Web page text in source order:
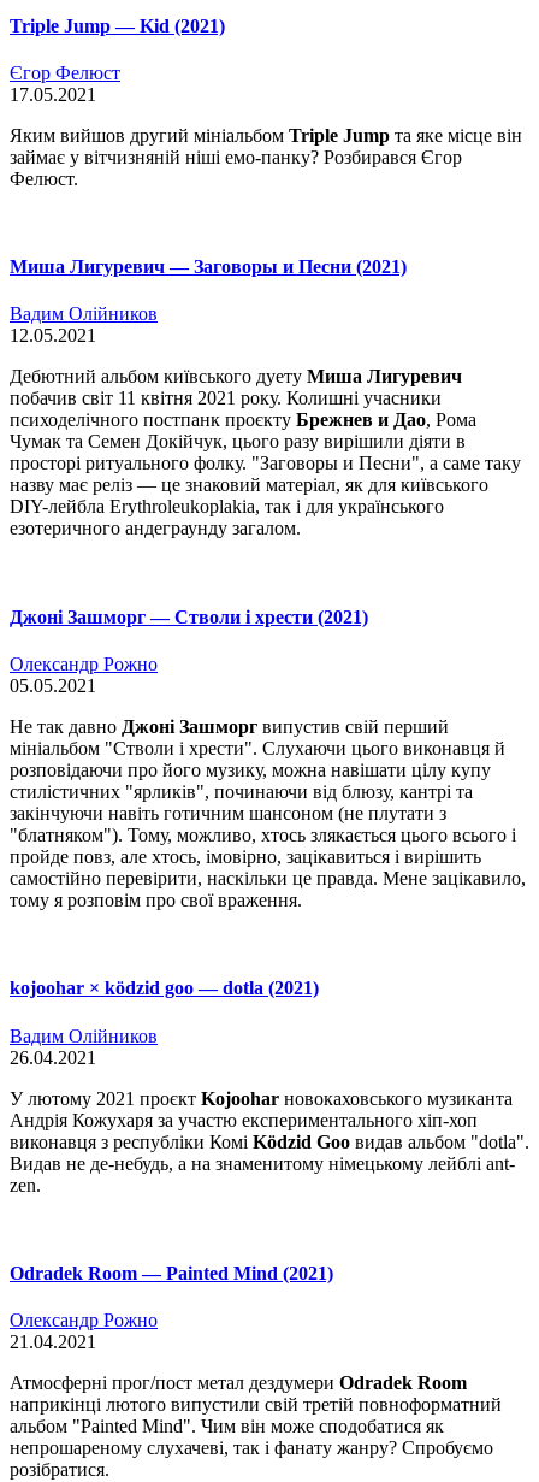
Triple Jump — Kid (2021)
Єгор Фелюст
17.05.2021
Яким вийшов другий мініальбом Triple Jump та яке місце він
займає у вітчизняній ніші емо-панку? Розбирався Єгор
Фелюст.
Миша Лигуревич — Заговоры и Песни (2021)
Вадим Олійников
12.05.2021
Дебютний альбом київського дуету Миша Лигуревич
побачив світ 11 квітня 2021 року. Колишні учасники
психоделічного постпанк проєкту Брежнев и Дао, Рома
Чумак та Семен Докійчук, цього разу вирішили діяти в
просторі ритуального фолку. "Заговоры и Песни", а саме таку
назву має реліз — це знаковий матеріал, як для київського
DIY-лейбла Erythroleukoplakia, так і для українського
езотеричного андеграунду загалом.
Джоні Зашморг — Стволи і хрести (2021)
Олександр Рожно
05.05.2021
Не так давно Джоні Зашморг випустив свій перший
мініальбом "Стволи і хрести". Слухаючи цього виконавця й
розповідаючи про його музику, можна навішати цілу купу
стилістичних "ярликів", починаючи від блюзу, кантрі та
закінчуючи навіть готичним шансоном (не плутати з
"блатняком"). Тому, можливо, хтось злякається цього всього і
пройде повз, але хтось, імовірно, зацікавиться і вирішить
самостійно перевірити, наскільки це правда. Мене зацікавило,
тому я розповім про свої враження.
kojoohar × ködzid goo — dotla (2021)
Вадим Олійников
26.04.2021
У лютому 2021 проєкт Kojoohar новокаховського музиканта
Андрія Кожухаря за участю експериментального хіп-хоп
виконавця з республіки Комі Ködzid Goo видав альбом "dotla".
Видав не де-небудь, а на знаменитому німецькому лейблі ant-
zen.
Odradek Room — Painted Mind (2021)
Олександр Рожно
21.04.2021
Атмосферні прог/пост метал дездумери Odradek Room
наприкінці лютого випустили свій третій повноформатний
альбом "Painted Mind". Чим він може сподобатися як
непрошареному слухачеві, так і фанату жанру? Спробуємо
розібратися.